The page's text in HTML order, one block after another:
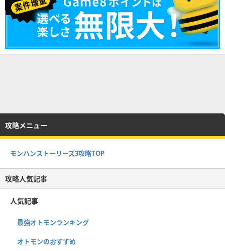
攻略メニュー
モンハンストーリーズ3攻略TOP
攻略人気記事
人気記事
最強オトモンランキング
オトモンのおすすめ